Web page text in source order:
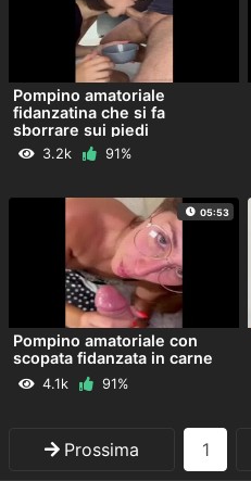
Pompino amatoriale
fidanzatina che si fa
sborrare sui piedi
3.2k 91%
05:53
Pompino amatoriale con
scopata fidanzata in carne
4.1k 91%
Prossima 1